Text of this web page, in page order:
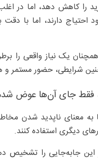
کاهش دهد، اما در اغلب
احتیاج دارند، اما
یک نیاز واقعی را
چنین شرایطی، حضور مستمر
معنای ناپدید شدن
دیگری استفاده کنند.
این جابه‌جایی را